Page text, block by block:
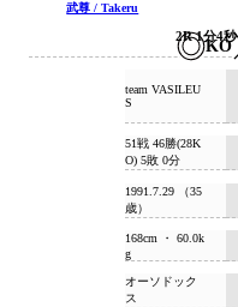
武尊 / Takeru
KO
2R 1分4秒
team VASILEU
S
51戦 46勝(28K
O) 5敗 0分
1991.7.29 （35
歳）
168cm ・ 60.0k
g
オーソドック
ス